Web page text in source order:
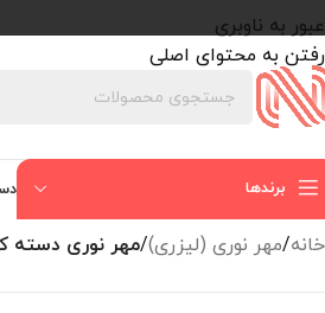
عبور به ناوبری
رفتن به محتوای اصلی
برندها
خانه/مهر نوری (لیزری)/مهر نوری دسته